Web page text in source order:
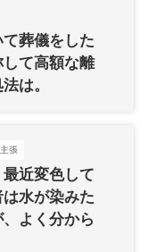
葬儀をした
て高額な離
は。
張
近変色して
水が染みた
よく分から